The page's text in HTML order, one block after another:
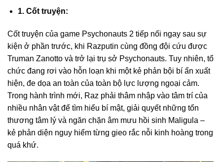
1. Cốt truyện:
Cốt truyện của game Psychonauts 2 tiếp nối ngay sau sự
kiện ở phần trước, khi Razputin cùng đồng đội cứu được
Truman Zanotto và trở lại trụ sở Psychonauts. Tuy nhiên, tổ
chức đang rơi vào hỗn loạn khi một kẻ phản bội bí ẩn xuất
hiện, đe dọa an toàn của toàn bộ lực lượng ngoại cảm.
Trong hành trình mới, Raz phải thâm nhập vào tâm trí của
nhiều nhân vật để tìm hiểu bí mật, giải quyết những tổn
thương tâm lý và ngăn chặn âm mưu hồi sinh Maligula –
kẻ phản diện nguy hiểm từng gieo rắc nỗi kinh hoàng trong
quá khứ.